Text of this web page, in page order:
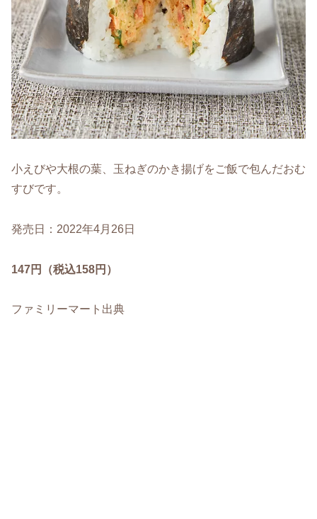
小えびや大根の葉、玉ねぎのかき揚げをご飯で包んだおむ
すびです。
発売日：2022年4月26日
147円（税込158円）
ファミリーマート出典